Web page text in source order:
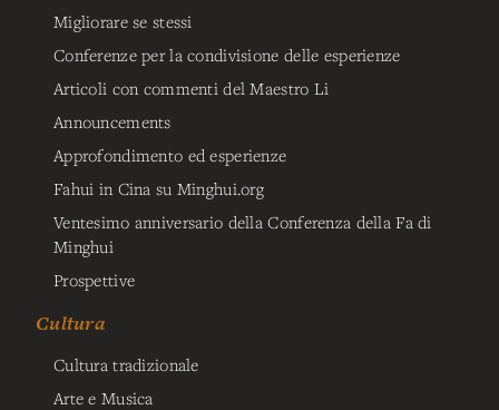
Migliorare se stessi
Conferenze per la condivisione delle esperienze
Articoli con commenti del Maestro Li
Announcements
Approfondimento ed esperienze
Fahui in Cina su Minghui.org
Ventesimo anniversario della Conferenza della Fa di
Minghui
Prospettive
Cultura
Cultura tradizionale
Arte e Musica